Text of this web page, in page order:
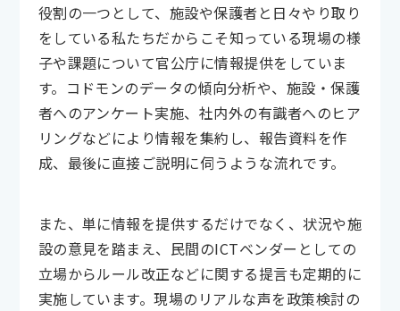
役割の一つとして、施設や保護者と日々やり取り
をしている私たちだからこそ知っている現場の様
子や課題について官公庁に情報提供をしていま
す。コドモンのデータの傾向分析や、施設・保護
者へのアンケート実施、社内外の有識者へのヒア
リングなどにより情報を集約し、報告資料を作
成、最後に直接ご説明に伺うような流れです。
また、単に情報を提供するだけでなく、状況や施
設の意見を踏まえ、民間のICTベンダーとしての
立場からルール改正などに関する提言も定期的に
実施しています。現場のリアルな声を政策検討の